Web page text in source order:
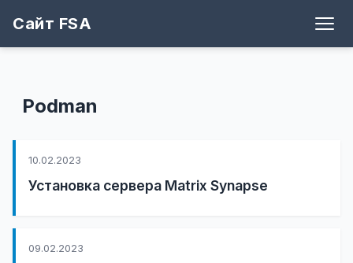
Сайт FSA
Podman
10.02.2023
Установка сервера Matrix Synapse
09.02.2023